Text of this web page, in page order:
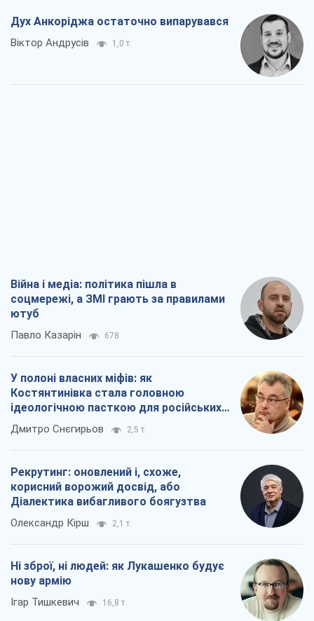
Дух Анкоріджа остаточно випарувався
Віктор Андрусів 1,0 т.
Війна і медіа: політика пішла в
соцмережі, а ЗМІ грають за правилами
ютуб
Павло Казарін 678
У полоні власних міфів: як
Костянтинівка стала головною
ідеологічною пасткою для російських
окупантів
Дмитро Снєгирьов 2,5 т.
Рекрутинг: оновлений і, схоже,
корисний ворожий досвід, або
Діалектика вибагливого боягузтва
Олександр Кірш 2,1 т.
Ні зброї, ні людей: як Лукашенко будує
нову армію
Ігар Тишкевич 16,8 т.